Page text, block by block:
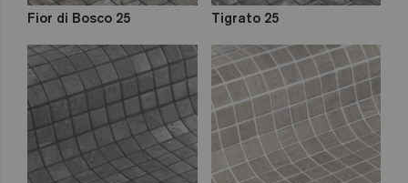
Fior di Bosco 25 Tigrato 25